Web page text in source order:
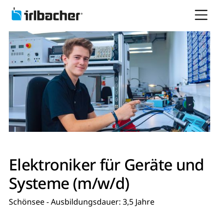
Elektroniker für Geräte und
Systeme (m/w/d)
Schönsee - Ausbildungsdauer: 3,5 Jahre